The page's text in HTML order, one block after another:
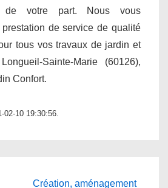
de votre part. Nous vous
de service de qualité
tous vos travaux de jardin et
Sainte-Marie (60126),
Confort.
02-10 19:30:56.
Next
Création, aménagement